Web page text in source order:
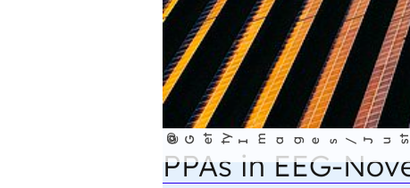
©
@ G e
t t
y I
m ages/Jus
t
i
n Page
PPAs in EEG-